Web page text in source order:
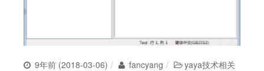
9年前 (2018-03-06) fancyang
yaya技术相关